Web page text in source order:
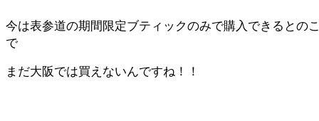
今は表参道の期間限定ブティックのみで購入できるとの
で
まだ大阪では買えないんですね！！